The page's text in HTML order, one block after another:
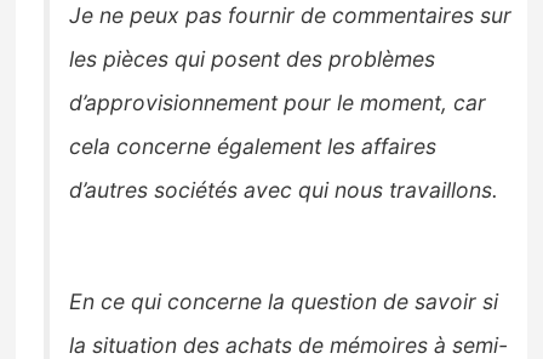
Je ne peux pas fournir de commentaires sur
les pièces qui posent des problèmes
d’approvisionnement pour le moment, car
cela concerne également les affaires
d’autres sociétés avec qui nous travaillons.
En ce qui concerne la question de savoir si
la situation des achats de mémoires à semi-